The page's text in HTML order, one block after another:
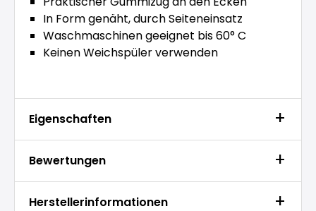
In Form genäht, durch Seiteneinsatz
Waschmaschinen geeignet bis 60° C
Keinen Weichspüler verwenden
Eigenschaften
Bewertungen
Herstellerinformationen